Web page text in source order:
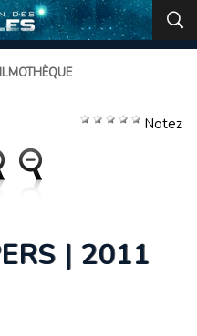
Notez
| 2011